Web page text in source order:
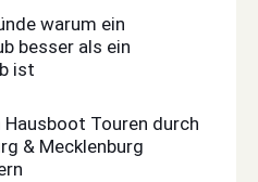
warum ein
besser als ein
ist
Hausboot Touren durch
& Mecklenburg